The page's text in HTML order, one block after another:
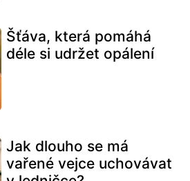
Šťáva, která pomáhá
déle si udržet opálení
Jak dlouho se má
vařené vejce uchovávat